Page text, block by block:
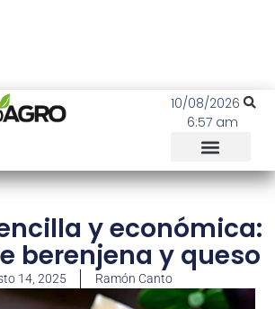
10/08/2026
6:57 am
y económica:
berenjena y queso
14, 2025 Ramón Canto